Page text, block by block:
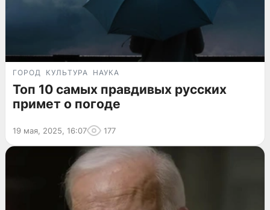
ГОРОД КУЛЬТУРА НАУКА
Топ 10 самых правдивых русских
примет о погоде
19 мая, 2025, 16:07 177